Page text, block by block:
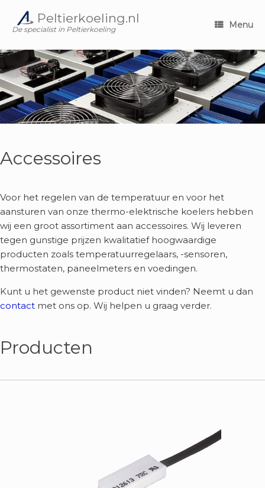
Peltierkoeling.nl
De specialist in Peltierkoeling Menu
Accessoires
Voor het regelen van de temperatuur en voor het
aansturen van onze thermo-elektrische koelers hebben
wij een groot assortiment aan accessoires. Wij leveren
tegen gunstige prijzen kwalitatief hoogwaardige
producten zoals temperatuurregelaars, -sensoren,
thermostaten, paneelmeters en voedingen.
Kunt u het gewenste product niet vinden? Neemt u dan
contact met ons op. Wij helpen u graag verder.
Producten